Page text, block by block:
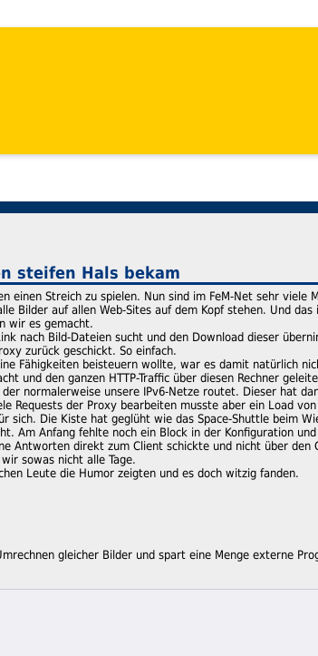
steifen Hals bekam
einen Streich zu spielen. Nun sind im FeM-Net sehr viele
Bilder auf allen Web-Sites auf dem Kopf stehen. Und
wir es gemacht.
nach Bild-Dateien sucht und den Download dieser
zurück geschickt. So einfach.
Fähigkeiten beisteuern wollte, war es damit natürlich
und den ganzen HTTP-Traffic über diesen Rechner
normalerweise unsere IPv6-Netze routet. Dieser hat
Requests der Proxy bearbeiten musste aber ein Load
sich. Die Kiste hat geglüht wie das Space-Shuttle beim
Am Anfang fehlte noch ein Block in der Konfiguration
Antworten direkt zum Client schickte und nicht über den
sowas nicht alle Tage.
Leute die Humor zeigten und es doch witzig fanden.
gleicher Bilder und spart eine Menge externe